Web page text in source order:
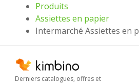
Produits
Assiettes en papier
Intermarché Assiettes en
Derniers catalogues, offres et